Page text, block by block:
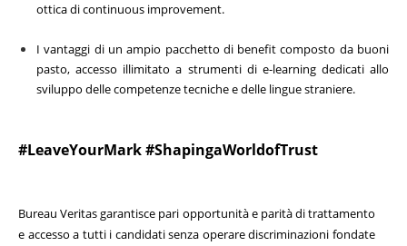
ottica di continuous improvement.
I vantaggi di un ampio pacchetto di benefit composto da buoni
pasto, accesso illimitato a strumenti di e-learning dedicati allo
sviluppo delle competenze tecniche e delle lingue straniere.
#LeaveYourMark #ShapingaWorldofTrust
Bureau Veritas garantisce pari opportunità e parità di trattamento
e accesso a tutti i candidati senza operare discriminazioni fondate